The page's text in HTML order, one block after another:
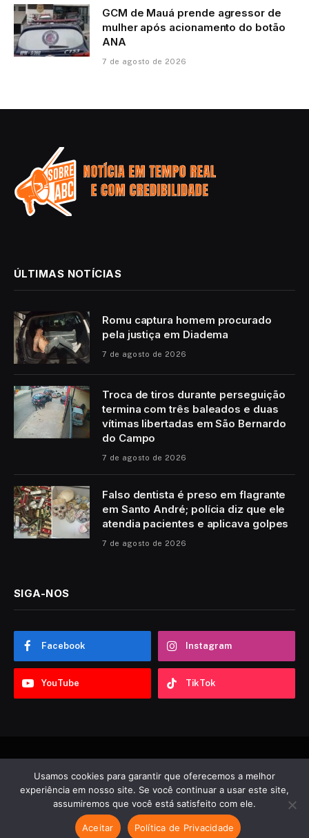
GCM de Mauá prende agressor de
mulher após acionamento do botão
ANA
7 de agosto de 2026
ÚLTIMAS NOTÍCIAS
Romu captura homem procurado
pela justiça em Diadema
7 de agosto de 2026
Troca de tiros durante perseguição
termina com três baleados e duas
vítimas libertadas em São Bernardo
do Campo
7 de agosto de 2026
Falso dentista é preso em flagrante
em Santo André; polícia diz que ele
atendia pacientes e aplicava golpes
7 de agosto de 2026
SIGA-NOS
Facebook Instagram
YouTube TikTok
© 2026 Sobre ABC. Desenvolvido por Tooncadilhos
Notícias Política Esportes Entretenimento
Vídeos
Contato
Usamos cookies para garantir que oferecemos a melhor
experiência em nosso site. Se você continuar a usar este site,
assumiremos que você está satisfeito com ele.
Aceitar Política de Privacidade